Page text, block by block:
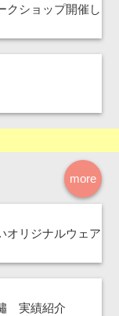
クショップ開催し
more
オリジナルウェア
実績紹介